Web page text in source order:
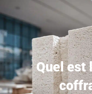
Quel est